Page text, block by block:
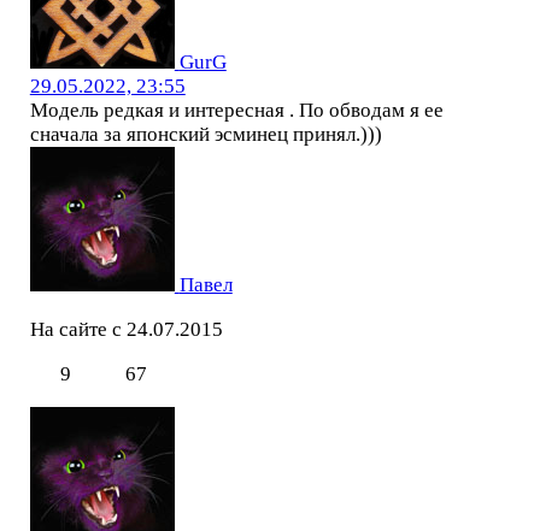
GurG
29.05.2022, 23:55
Модель редкая и интересная . По обводам я ее
сначала за японский эсминец принял.)))
Павел
На сайте с 24.07.2015
9
67